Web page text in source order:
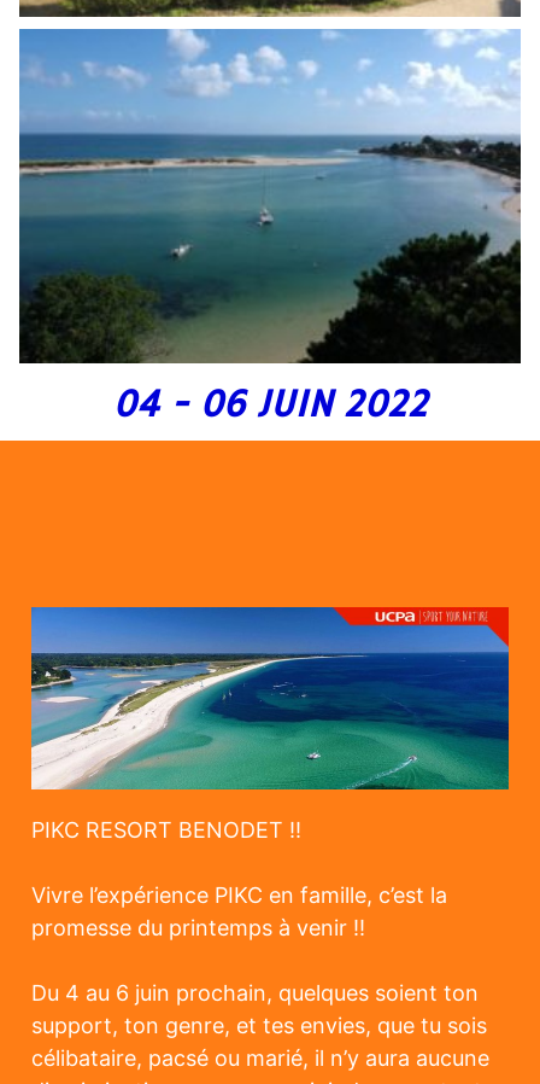
04 - 06 JUIN 2022
PIKC RESORT BENODET !!
Vivre l’expérience PIKC en famille, c’est la
promesse du printemps à venir !!
Du 4 au 6 juin prochain, quelques soient ton
support, ton genre, et tes envies, que tu sois
célibataire, pacsé ou marié, il n’y aura aucune